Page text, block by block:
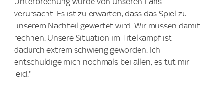
verursacht. Es ist zu erwarten, dass das Spiel zu
unserem Nachteil gewertet wird. Wir müssen damit
rechnen. Unsere Situation im Titelkampf ist
dadurch extrem schwierig geworden. Ich
entschuldige mich nochmals bei allen, es tut mir
leid."